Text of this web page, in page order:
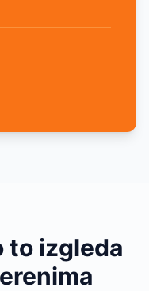
to izgleda